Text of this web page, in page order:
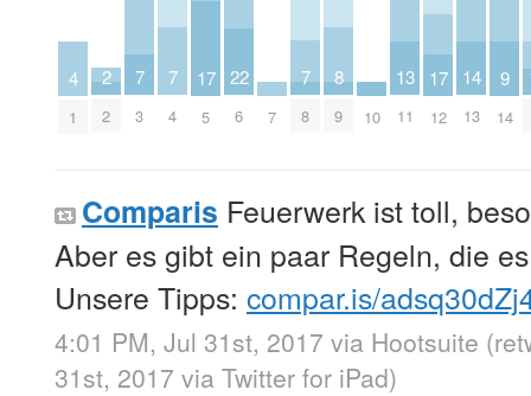
4
1
2
2
7
3
7
4
17
5
22
6 7
7
8
8
9 10
13
11
17
12
14
13
9
14
Comparis Feuerwerk ist toll,
Aber es gibt ein paar Regeln, die
Unsere Tipps: compar.is/
4:01 PM, Jul 31st, 2017 via Hootsuite
31st, 2017 via Twitter for iPad)